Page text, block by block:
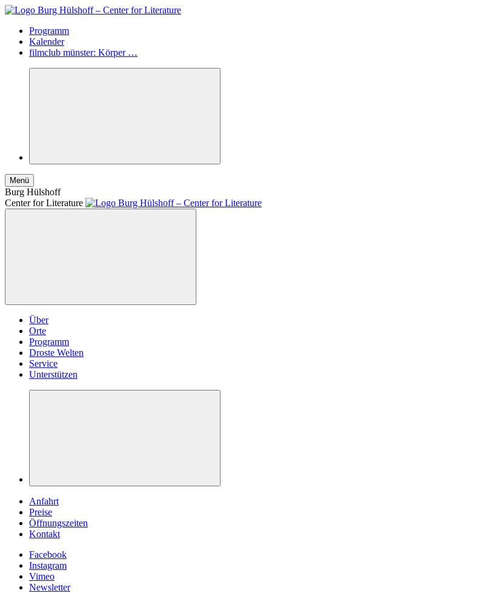
Programm
Kalender
filmclub münster: Körper …
Menü
Burg Hülshoff
Center for Literature
Über
Orte
Programm
Droste Welten
Service
Unterstützen
Anfahrt
Preise
Öffnungszeiten
Kontakt
Facebook
Instagram
Vimeo
Newsletter